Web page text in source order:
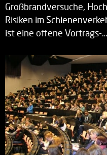
Großbrandversuche,
Risiken im
ist eine offene Vortrags-…